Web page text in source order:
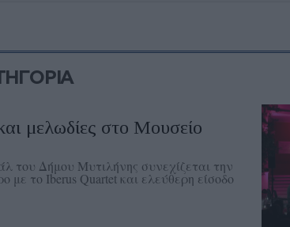
μελωδίες στο Μουσείο
του Δήμου Μυτιλήνης συνεχίζεται την
το Iberus Quartet και ελεύθερη είσοδο